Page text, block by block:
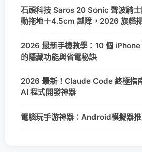
石頭科技 Saros 20 Sonic 聲波騎
動拖地＋4.5cm 越障，2026 旗艦
2026 最新手機教學：10 個
的隱藏功能與省電秘訣
2026 最新！Claude Code 終極指
AI 程式開發神器
電腦玩手游神器：Android模擬器